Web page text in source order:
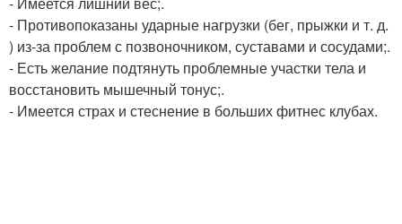
- Противопоказаны ударные нагрузки (бег, прыжки и т. д.
) из-за проблем с позвоночником, суставами и сосудами;.
- Есть желание подтянуть проблемные участки тела и
восстановить мышечный тонус;.
- Имеется страх и стеснение в больших фитнес клубах.